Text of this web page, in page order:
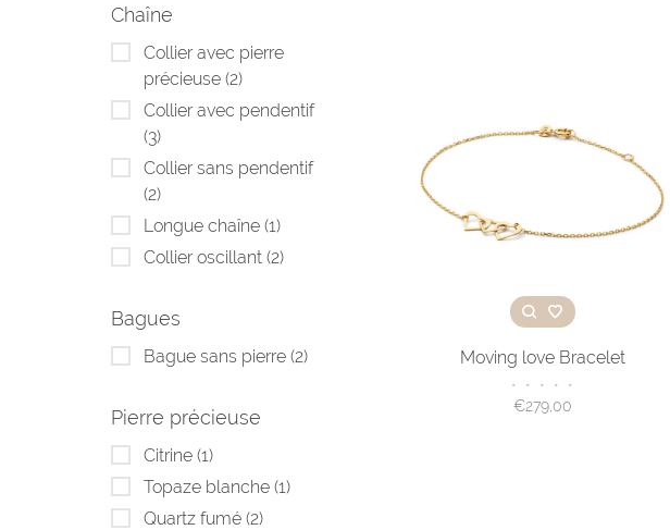
Chaîne
Collier avec pierre
précieuse (2)
Collier avec pendentif
(3)
Collier sans pendentif
(2)
Longue chaîne (1)
Collier oscillant (2)
Bagues
Bague sans pierre (2)
Pierre précieuse
Citrine (1)
Topaze blanche (1)
Quartz fumé (2)
Moving love Bracelet
• • • • •
€279,00